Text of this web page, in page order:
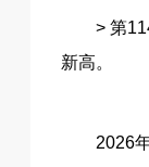
> 第
新高。
2026